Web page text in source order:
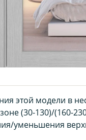
этой модели в
(30-130)/(160-
уменьшения